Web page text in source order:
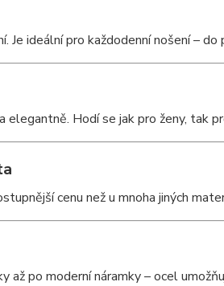
Je ideální pro každodenní nošení –
Hodí se jak pro ženy, tak
cenu než u mnoha jiných
až po moderní náramky – ocel